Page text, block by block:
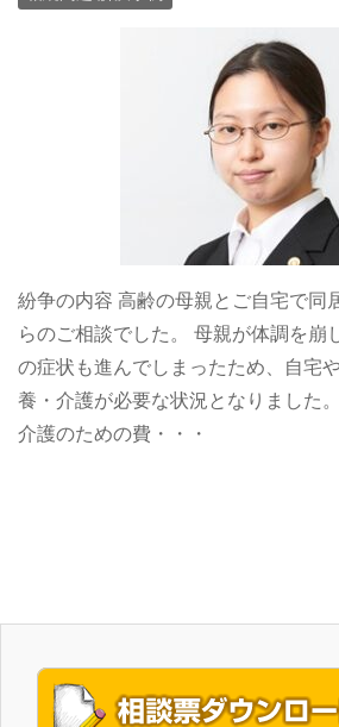
紛争の内容 高齢の母親とご自宅で同
らのご相談でした。 母親が体調を崩
の症状も進んでしまったため、自宅
養・介護が必要な状況となりました
介護のための費・・・